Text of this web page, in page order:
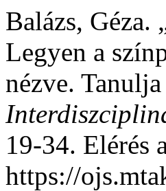
Balázs, Géza.
Legyen a
nézve.
19-34. Elérés
https://